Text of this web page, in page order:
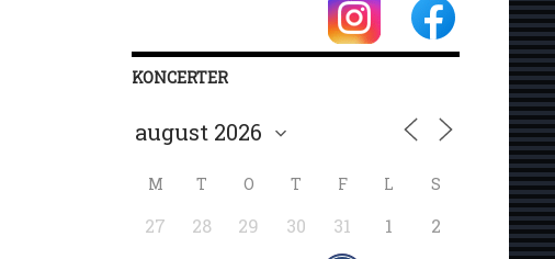
KONCERTER
M T O T F L S
27 28 29 30 31 1 2